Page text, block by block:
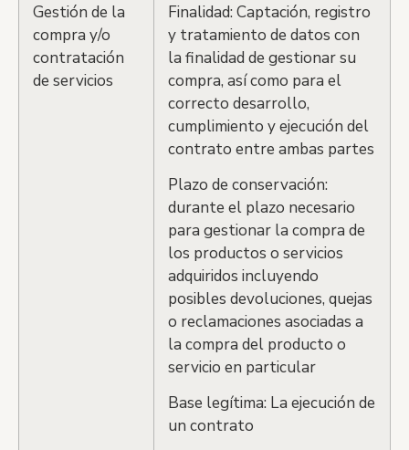
Gestión de la
compra y/o
contratación
de servicios
Finalidad: Captación, registro
y tratamiento de datos con
la finalidad de gestionar su
compra, así como para el
correcto desarrollo,
cumplimiento y ejecución del
contrato entre ambas partes
Plazo de conservación:
durante el plazo necesario
para gestionar la compra de
los productos o servicios
adquiridos incluyendo
posibles devoluciones, quejas
o reclamaciones asociadas a
la compra del producto o
servicio en particular
Base legítima: La ejecución de
un contrato